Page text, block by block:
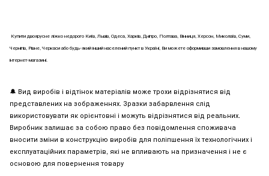
Купити двоярусне ліжко недорого Київ, Львів, Одеса, Харків, Дніпро, Полтава, Вінниця, Херсон, Миколаїв, Суми,
Чернігів, Рівне, Черкаси або будь-який інший населений пункт в Україні, Ви можете оформивши замовлення в нашому
інтернет-магазині.
🔔 Вид виробів і відтінок матеріалів може трохи відрізнятися від
представлених на зображеннях. Зразки забарвлення слід
використовувати як орієнтовні і можуть відрізнятися від реальних.
Виробник залишає за собою право без повідомлення споживача
вносити зміни в конструкцію виробів для поліпшення їх технологічних і
експлуатаційних параметрів, які не впливають на призначення і не є
основою для повернення товару